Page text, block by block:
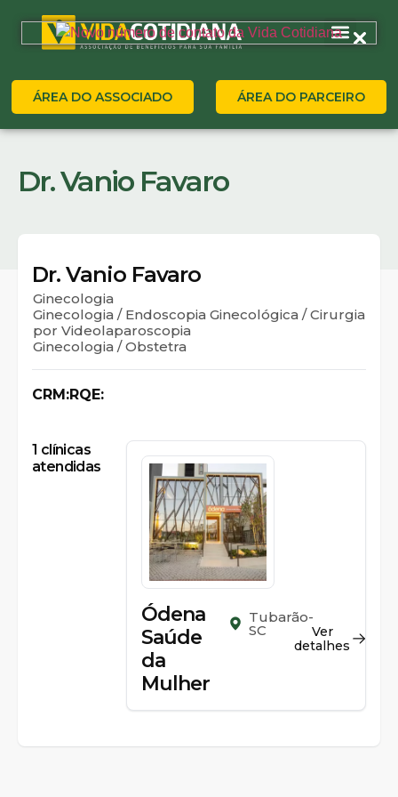
ÁREA DO ASSOCIADO ÁREA DO PARCEIRO
Dr. Vanio Favaro
Dr. Vanio Favaro
Ginecologia
Ginecologia / Endoscopia Ginecológica / Cirurgia
por Videolaparoscopia
Ginecologia / Obstetra
CRM:RQE:
1 clínicas
atendidas
Ódena
Saúde
da
Mulher
Tubarão-
SC
Ver
detalhes